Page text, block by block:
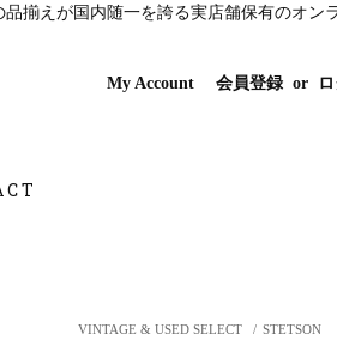
揃えが国内随一を誇る実店舗保有のオン
My Account 会員登録 or
VINTAGE & USED SELECT / STETSON